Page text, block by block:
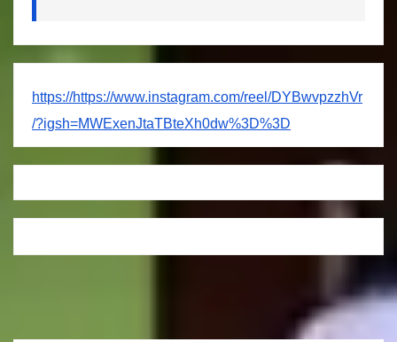
https://https://www.instagram.com/reel/DYBwvpzzhVr
/?igsh=MWExenJtaTBteXh0dw%3D%3D